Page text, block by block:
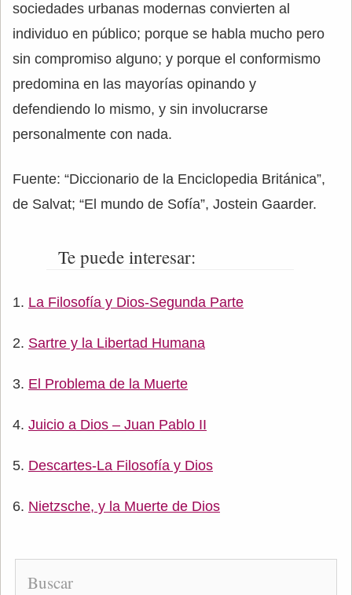
sociedades urbanas modernas convierten al
individuo en público; porque se habla mucho pero
sin compromiso alguno; y porque el conformismo
predomina en las mayorías opinando y
defendiendo lo mismo, y sin involucrarse
personalmente con nada.
Fuente: “Diccionario de la Enciclopedia Británica”,
de Salvat; “El mundo de Sofía”, Jostein Gaarder.
Te puede interesar:
La Filosofía y Dios-Segunda Parte
Sartre y la Libertad Humana
El Problema de la Muerte
Juicio a Dios – Juan Pablo II
Descartes-La Filosofía y Dios
Nietzsche, y la Muerte de Dios
Buscar